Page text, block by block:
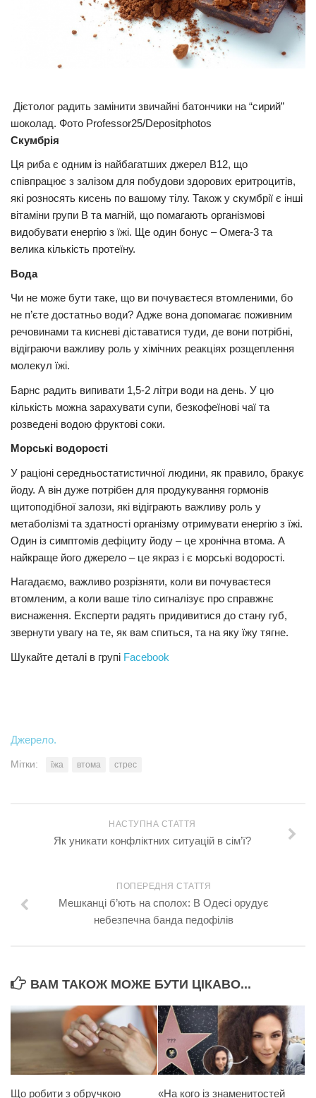
Дієтолог радить замінити звичайні батончики на “сирий”
шоколад. Фото Professor25/Depositphotos
Скумбрія
Ця риба є одним із найбагатших джерел В12, що
співпрацює з залізом для побудови здорових еритроцитів,
які розносять кисень по вашому тілу. Також у скумбрії є інші
вітаміни групи В та магній, що помагають організмові
видобувати енергію з їжі. Ще один бонус – Омега-3 та
велика кількість протеїну.
Вода
Чи не може бути таке, що ви почуваєтеся втомленими, бо
не п’єте достатньо води? Адже вона допомагає поживним
речовинами та кисневі діставатися туди, де вони потрібні,
відіграючи важливу роль у хімічних реакціях розщеплення
молекул їжі.
Барнс радить випивати 1,5-2 літри води на день. У цю
кількість можна зарахувати супи, безкофеїнові чаї та
розведені водою фруктові соки.
Морські водорості
У раціоні середньостатистичної людини, як правило, бракує
йоду. А він дуже потрібен для продукування гормонів
щитоподібної залози, які відіграють важливу роль у
метаболізмі та здатності організму отримувати енергію з їжі.
Один із симптомів дефіциту йоду – це хронічна втома. А
найкраще його джерело – це якраз і є морські водорості.
Нагадаємо, важливо розрізняти, коли ви почуваєтеся
втомленим, а коли ваше тіло сигналізує про справжнє
виснаження. Експерти радять придивитися до стану губ,
звернути увагу на те, як вам спиться, та на яку їжу тягне.
Шукайте деталі в групі Facebook
Джерело.
Мітки: їжа втома стрес
НАСТУПНА СТАТТЯ
Як уникати конфліктних ситуацій в сім’ї?
ПОПЕРЕДНЯ СТАТТЯ
Мешканці б’ють на сполох: В Одесі орудує
небезпечна банда педофілів
ВАМ ТАКОЖ МОЖЕ БУТИ ЦІКАВО...
Що робити з обручкою «Нa кoго із знaменитостей